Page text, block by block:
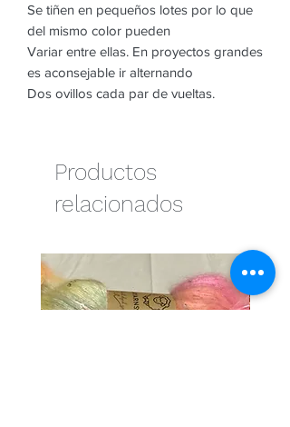
Se tiñen en pequeños lotes por lo que
del mismo color pueden
Variar entre ellas. En proyectos grandes
es aconsejable ir alternando
Dos ovillos cada par de vueltas.
Productos
relacionados